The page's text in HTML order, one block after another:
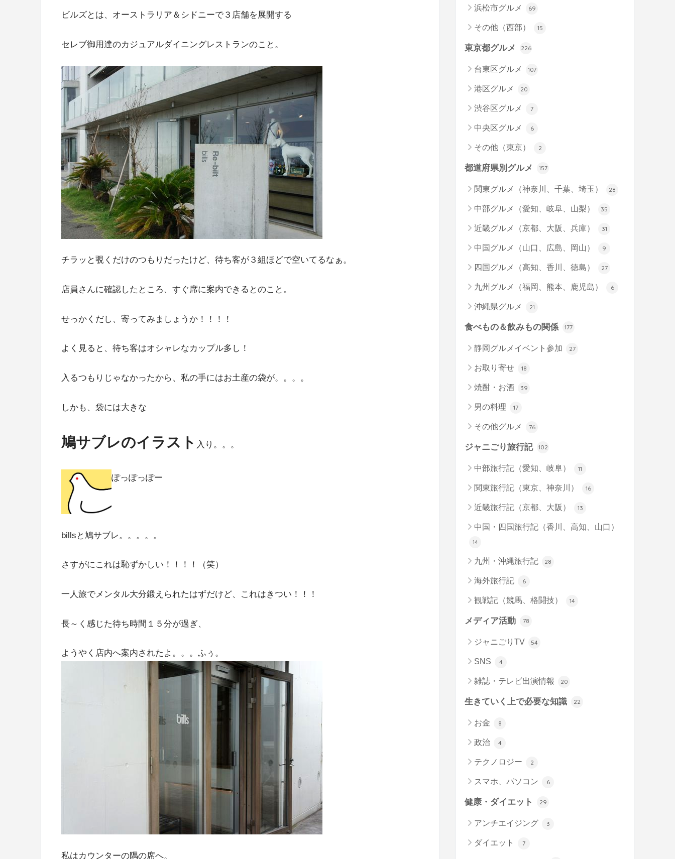
ビルズとは、オーストラリア＆シドニーで３店舗を展開する
セレブ御用達のカジュアルダイニングレストランのこと。
チラッと覗くだけのつもりだったけど、待ち客が３組ほどで空いてるなぁ。
店員さんに確認したところ、すぐ席に案内できるとのこと。
せっかくだし、寄ってみましょうか！！！！
よく見ると、待ち客はオシャレなカップル多し！
入るつもりじゃなかったから、私の手にはお土産の袋が。。。。
しかも、袋には大きな
鳩サブレのイラスト 入り。。。
ぽっぽっぽー
billsと鳩サブレ。。。。。
さすがにこれは恥ずかしい！！！！（笑）
一人旅でメンタル大分鍛えられたはずだけど、これはきつい！！！
長～く感じた待ち時間１５分が過ぎ、
ようやく店内へ案内されたよ。。。ふぅ。
私はカウンターの隅の席へ。
浜松市グルメ 69
その他（西部） 15
東京都グルメ 226
台東区グルメ 107
港区グルメ 20
渋谷区グルメ 7
中央区グルメ 6
その他（東京） 2
都道府県別グルメ 157
関東グルメ（神奈川、千葉、埼玉） 28
中部グルメ（愛知、岐阜、山梨） 35
近畿グルメ（京都、大阪、兵庫） 31
中国グルメ（山口、広島、岡山） 9
四国グルメ（高知、香川、徳島） 27
九州グルメ（福岡、熊本、鹿児島） 6
沖縄県グルメ 21
食べもの＆飲みもの関係 177
静岡グルメイベント参加 27
お取り寄せ 18
焼酎・お酒 39
男の料理 17
その他グルメ 76
ジャニごり旅行記 102
中部旅行記（愛知、岐阜） 11
関東旅行記（東京、神奈川） 16
近畿旅行記（京都、大阪） 13
中国・四国旅行記（香川、高知、山口）
14
九州・沖縄旅行記 28
海外旅行記 6
観戦記（競馬、格闘技） 14
メディア活動 78
ジャニごりTV 54
SNS 4
雑誌・テレビ出演情報 20
生きていく上で必要な知識 22
お金 8
政治 4
テクノロジー 2
スマホ、パソコン 6
健康・ダイエット 29
アンチエイジング 3
ダイエット 7